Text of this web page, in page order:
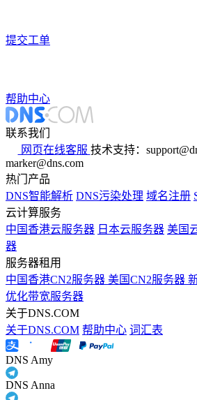
提交工单
帮助中心
联系我们
网页在线客服 技术支持：
marker@dns.com
热门产品
DNS智能解析 DNS污染处理 域名注册
云计算服务
中国香港云服务器 日本云服务器 美国
器
服务器租用
中国香港CN2服务器 美国CN2服务器
优化带宽服务器
关于DNS.COM
关于DNS.COM 帮助中心 词汇表
DNS Amy
DNS Anna